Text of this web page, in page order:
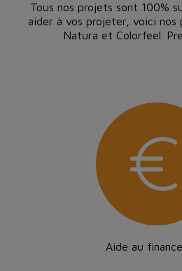
Tous nos projets sont 100%
aider à vos projeter, voici nos
Natura et Colorfeel.
Aide au